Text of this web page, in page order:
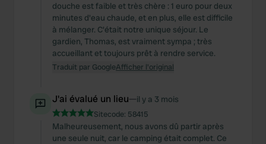
douche est faible et très chère : 1 euro pour deux
minutes d'eau chaude, et en plus, elle est difficile
à mélanger. C'était notre unique séjour. Le
gardien, Thomas, est vraiment sympa ; très
accueillant et toujours prêt à rendre service.
Traduit par GoogleAfficher l'original
J'ai évalué un lieu—il y a 3 mois
Sitecode: 58415
Malheureusement, nous avons dû partir après
une seule nuit, car le camping était complet. Ce